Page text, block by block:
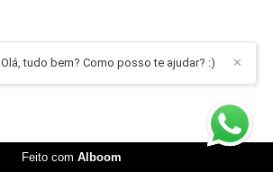
✕
Olá, tudo bem? Como posso te ajudar? :)
Feito com Alboom